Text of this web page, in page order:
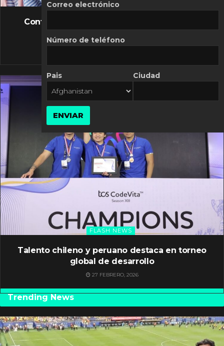
FLASH NEWS
Controversia de Mercado Libre por costos
10 MARZO, 2026
FLASH NEWS
Talento chileno y peruano destaca en torneo
global de desarrollo
27 FEBRERO, 2026
Trending News
Correo electrónico
Número de teléfono
Pais Ciudad
ENVIAR